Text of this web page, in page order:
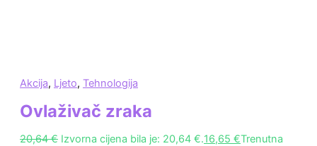
Akcija, Ljeto, Tehnologija
Ovlaživač zraka
20,64€ Izvorna cijena bila je: 20,64 €.16,65 €Trenutna